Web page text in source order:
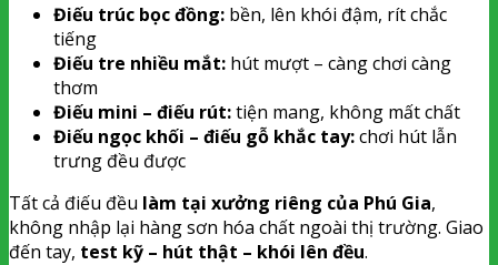
Điếu trúc bọc đồng: bền, lên khói đậm, rít chắc
tiếng
Điếu tre nhiều mắt: hút mượt – càng chơi càng
thơm
Điếu mini – điếu rút:tiện mang, không mất chất
Điếu ngọc khối – điếu gỗ khắc tay:chơi hút lẫn
trưng đều được
Tất cả điếu đều làm tại xưởng riêng của Phú Gia,
không nhập lại hàng sơn hóa chất ngoài thị trường. Giao
đến tay, test kỹ – hút thật – khói lên đều.